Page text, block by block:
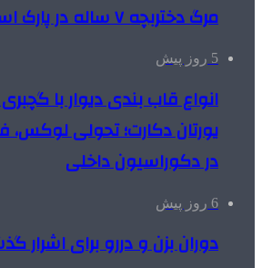
مرگ دختربچه ۷ ساله در پارک اسلامشهر
5 روز پیش
انواع قاب بندی دیوار با
یورتان دکارت؛ تحولی لوکس،
در دکوراسیون داخلی
6 روز پیش
دوران بزن و دررو برای اشرار